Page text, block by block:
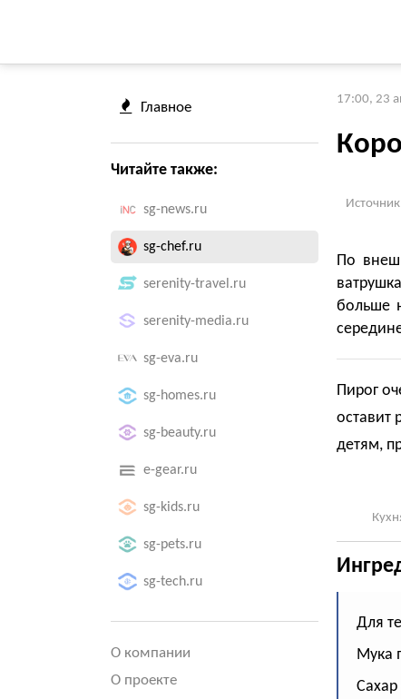
Главное
Читайте также:
sg-news.ru
sg-chef.ru
serenity-travel.ru
serenity-media.ru
sg-eva.ru
sg-homes.ru
sg-beauty.ru
e-gear.ru
sg-kids.ru
sg-pets.ru
sg-tech.ru
О компании
О проекте
17:00, 23
По
больше
Пирог
оставит
детям,
Для
Мука
Сахар